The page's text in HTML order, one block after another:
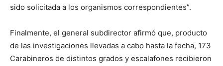
sido solicitada a los organismos correspondientes”.
Finalmente, el general subdirector afirmó que, producto
de las investigaciones llevadas a cabo hasta la fecha, 173
Carabineros de distintos grados y escalafones recibieron